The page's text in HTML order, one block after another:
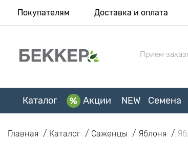
Покупателям Доставка и оплата
Прием
Каталог Акции NEW Семена
Главная Каталог Саженцы Яблоня